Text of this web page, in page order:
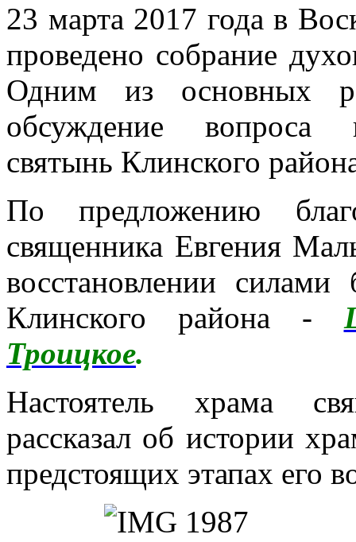
23 марта 2017 года в
проведено собрание
Одним из основных
обсуждение вопроса
святынь Клинского
По предложению
священника Евгения
восстановлении
Клинского района -
Троицкое.
Настоятель храма
рассказал об истории
предстоящих этапах его